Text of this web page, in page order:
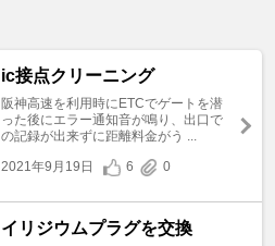
ic接点クリーニング
阪神高速を利用時にETCでゲートを潜
った後にエラー通知音が鳴り、出口で
の記録が出来ずに距離料金がう ...
2021年9月19日
6 0
イリジウムプラグを交換